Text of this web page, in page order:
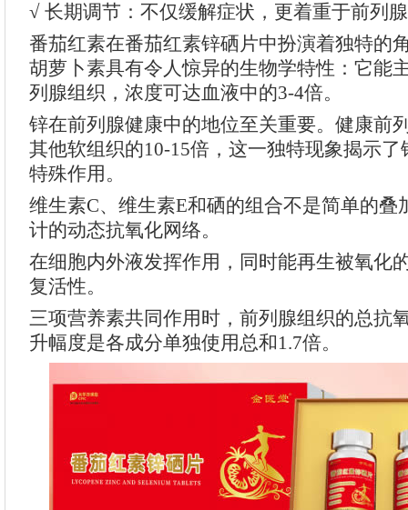
√ 长期调节：不仅缓解症状，更着重于前列
番茄红素在番茄红素锌硒片中扮演着独特的
胡萝卜素具有令人惊异的生物学特性：它能
列腺组织，浓度可达血液中的3-4倍。
锌在前列腺健康中的地位至关重要。健康前
其他软组织的10-15倍，这一独特现象揭示
特殊作用。
维生素C、维生素E和硒的组合不是简单的叠
计的动态抗氧化网络。
在细胞内外液发挥作用，同时能再生被氧化
复活性。
三项营养素共同作用时，前列腺组织的总抗
升幅度是各成分单独使用总和1.7倍。